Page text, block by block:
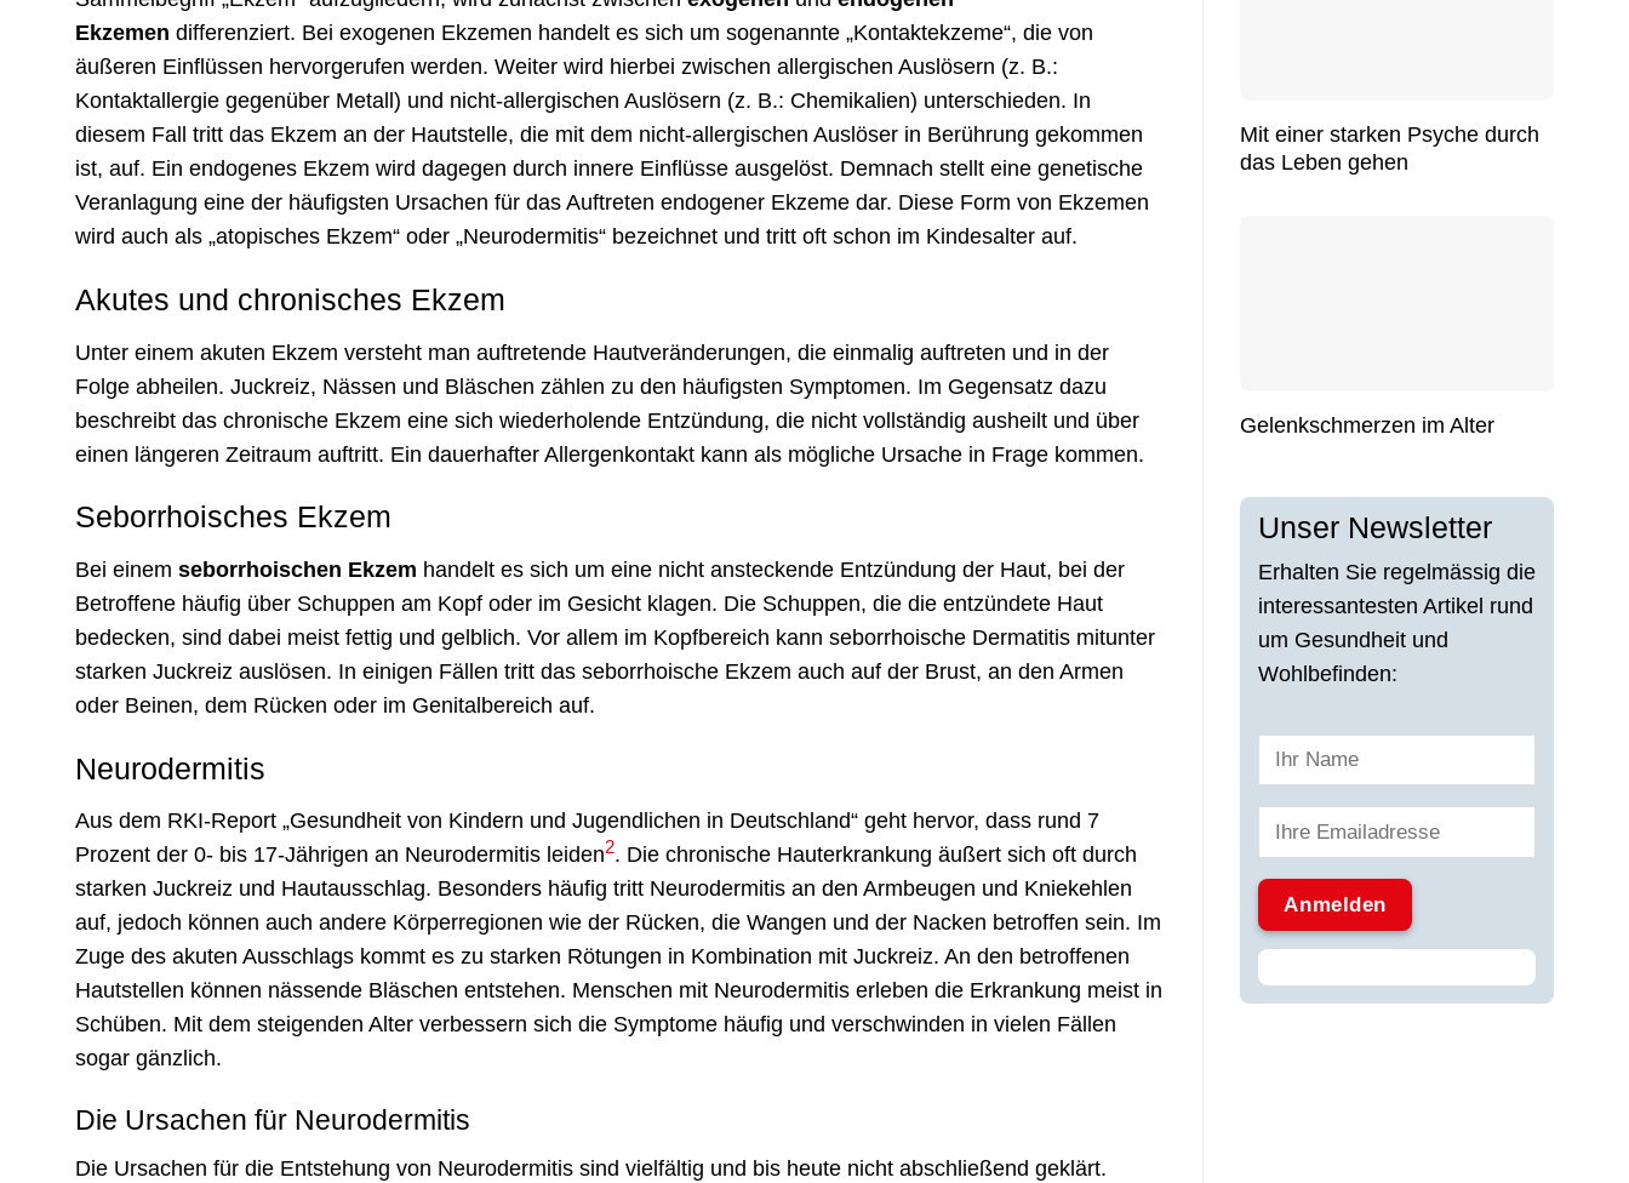
Ekzemen differenziert. Bei exogenen Ekzemen handelt es sich um sogenannte „Kontaktekzeme“, die von
äußeren Einflüssen hervorgerufen werden. Weiter wird hierbei zwischen allergischen Auslösern (z. B.:
Kontaktallergie gegenüber Metall) und nicht-allergischen Auslösern (z. B.: Chemikalien) unterschieden. In
diesem Fall tritt das Ekzem an der Hautstelle, die mit dem nicht-allergischen Auslöser in Berührung gekommen
ist, auf. Ein endogenes Ekzem wird dagegen durch innere Einflüsse ausgelöst. Demnach stellt eine genetische
Veranlagung eine der häufigsten Ursachen für das Auftreten endogener Ekzeme dar. Diese Form von Ekzemen
wird auch als „atopisches Ekzem“ oder „Neurodermitis“ bezeichnet und tritt oft schon im Kindesalter auf.
Akutes und chronisches Ekzem
Unter einem akuten Ekzem versteht man auftretende Hautveränderungen, die einmalig auftreten und in der
Folge abheilen. Juckreiz, Nässen und Bläschen zählen zu den häufigsten Symptomen. Im Gegensatz dazu
beschreibt das chronische Ekzem eine sich wiederholende Entzündung, die nicht vollständig ausheilt und über
einen längeren Zeitraum auftritt. Ein dauerhafter Allergenkontakt kann als mögliche Ursache in Frage kommen.
Seborrhoisches Ekzem
Bei einem seborrhoischen Ekzem handelt es sich um eine nicht ansteckende Entzündung der Haut, bei der
Betroffene häufig über Schuppen am Kopf oder im Gesicht klagen. Die Schuppen, die die entzündete Haut
bedecken, sind dabei meist fettig und gelblich. Vor allem im Kopfbereich kann seborrhoische Dermatitis mitunter
starken Juckreiz auslösen. In einigen Fällen tritt das seborrhoische Ekzem auch auf der Brust, an den Armen
oder Beinen, dem Rücken oder im Genitalbereich auf.
Neurodermitis
Aus dem RKI-Report „Gesundheit von Kindern und Jugendlichen in Deutschland“ geht hervor, dass rund 7
Prozent der 0- bis 17-Jährigen an Neurodermitis leiden2. Die chronische Hauterkrankung äußert sich oft durch
starken Juckreiz und Hautausschlag. Besonders häufig tritt Neurodermitis an den Armbeugen und Kniekehlen
auf, jedoch können auch andere Körperregionen wie der Rücken, die Wangen und der Nacken betroffen sein. Im
Zuge des akuten Ausschlags kommt es zu starken Rötungen in Kombination mit Juckreiz. An den betroffenen
Hautstellen können nässende Bläschen entstehen. Menschen mit Neurodermitis erleben die Erkrankung meist in
Schüben. Mit dem steigenden Alter verbessern sich die Symptome häufig und verschwinden in vielen Fällen
sogar gänzlich.
Die Ursachen für Neurodermitis
Die Ursachen für die Entstehung von Neurodermitis sind vielfältig und bis heute nicht abschließend geklärt.
Mit einer starken Psyche durch
das Leben gehen
Gelenkschmerzen im Alter
Unser Newsletter
Erhalten Sie regelmässig die
interessantesten Artikel rund
um Gesundheit und
Wohlbefinden: